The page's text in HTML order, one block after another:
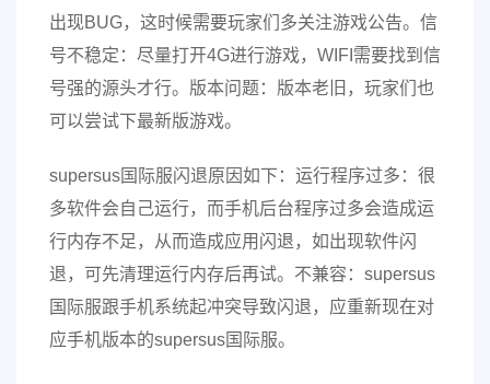
出现BUG，这时候需要玩家们多关注游戏公告。信
号不稳定：尽量打开4G进行游戏，WIFI需要找到信
号强的源头才行。版本问题：版本老旧，玩家们也
可以尝试下最新版游戏。
supersus国际服闪退原因如下：运行程序过多：很
多软件会自己运行，而手机后台程序过多会造成运
行内存不足，从而造成应用闪退，如出现软件闪
退，可先清理运行内存后再试。不兼容：supersus
国际服跟手机系统起冲突导致闪退，应重新现在对
应手机版本的supersus国际服。